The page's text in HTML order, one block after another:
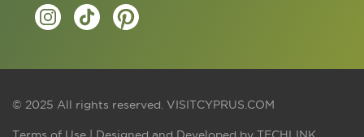
© 2025 All rights reserved. VISITCYPRUS.COM